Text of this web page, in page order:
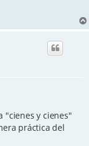
"cienes y cienes"
práctica del